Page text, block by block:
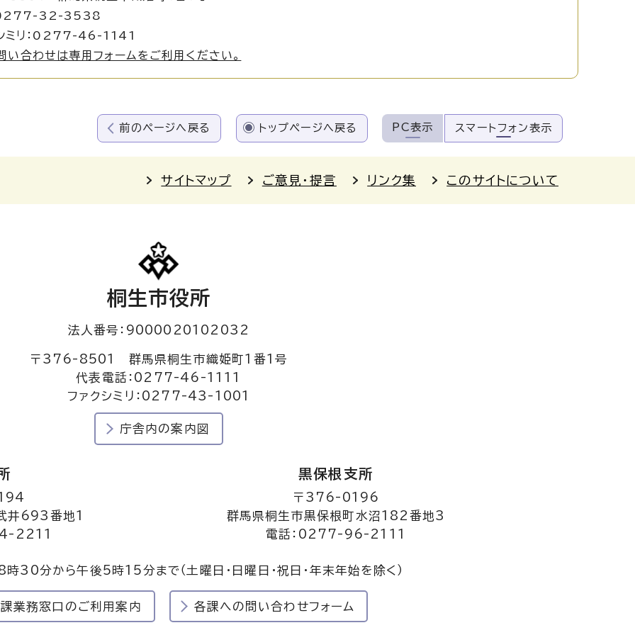
0277-32-3538
ミリ：0277-46-1141
い合わせは専用フォームをご利用ください。
前のページへ戻る トップページへ戻る PC表示 スマートフォン表示
サイトマップ ご意見・提言 リンク集 このサイトについて
桐生市役所
法人番号：9000020102032
〒376-8501 群馬県桐生市織姫町1番1号
代表電話：0277-46-1111
ファクシミリ：0277-43-1001
庁舎内の案内図
井693番地1
2211
黒保根支所
〒376-0196
群馬県桐生市黒保根町水沼182番地3
電話：0277-96-2111
8時30分から午後5時15分まで（土曜日・日曜日・祝日・年末年始を除く）
業務窓口のご利用案内 各課への問い合わせフォーム